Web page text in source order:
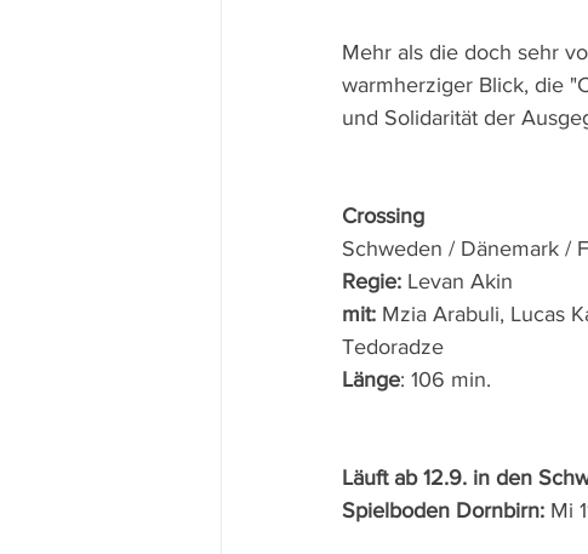
Mehr als die doch sehr
warmherziger Blick, die
und Solidarität der
Crossing
Schweden / Dänemark /
Regie: Levan Akin
mit: Mzia Arabuli, Lucas
Tedoradze
Länge: 106 min.
Läuft ab 12.9. in den
Spielboden Dornbirn: Mi